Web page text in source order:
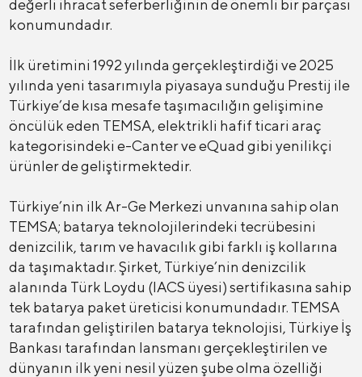
değerli ihracat seferberliğinin de önemli bir parçası
konumundadır.
İlk üretimini 1992 yılında gerçekleştirdiği ve 2025
yılında yeni tasarımıyla piyasaya sunduğu Prestij ile
Türkiye’de kısa mesafe taşımacılığın gelişimine
öncülük eden TEMSA, elektrikli hafif ticari araç
kategorisindeki e-Canter ve eQuad gibi yenilikçi
ürünler de geliştirmektedir.
Türkiye’nin ilk Ar-Ge Merkezi unvanına sahip olan
TEMSA; batarya teknolojilerindeki tecrübesini
denizcilik, tarım ve havacılık gibi farklı iş kollarına
da taşımaktadır. Şirket, Türkiye’nin denizcilik
alanında Türk Loydu (IACS üyesi) sertifikasına sahip
tek batarya paket üreticisi konumundadır. TEMSA
tarafından geliştirilen batarya teknolojisi, Türkiye İş
Bankası tarafından lansmanı gerçekleştirilen ve
dünyanın ilk yeni nesil yüzen şube olma özelliği